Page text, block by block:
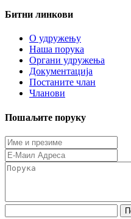
Битни линкови
O удружењу
Наша порука
Органи удружења
Документација
Постаните члан
Чланови
Пошаљите поруку